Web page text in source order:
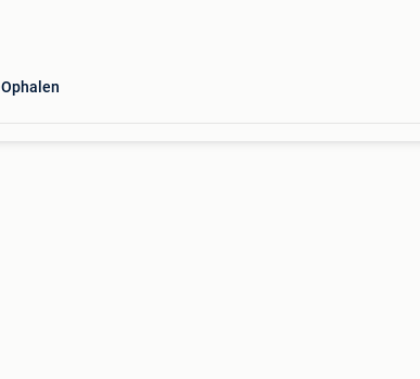
Ophalen